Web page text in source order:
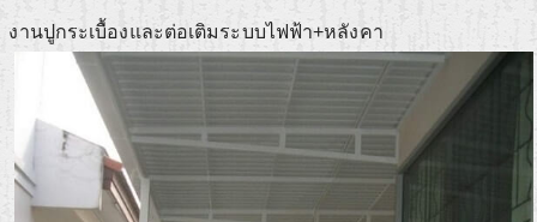
งานปูกระเบื้องและต่อเติมระบบไฟฟ้า+หลังคา